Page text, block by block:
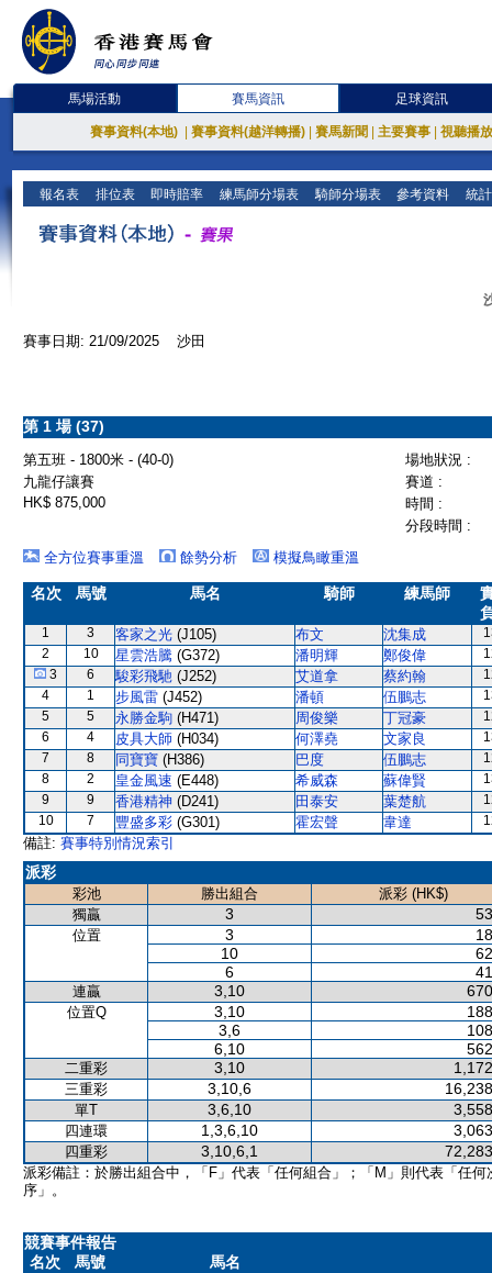
馬場活動 賽馬資訊 足球資訊
賽事資料(本地) 賽事資料(越洋轉播) 賽馬新聞 主要賽事 視聽播
報名表 排位表 即時賠率 練馬師分場表 騎師分場表 參考資料 統
賽事日期: 21/09/2025 沙田
第 1 場 (37)
第五班 - 1800米 - (40-0)
場地狀況 :
九龍仔讓賽
賽道 :
HK$ 875,000
時間 :
分段時間 :
全方位賽事重溫
餘勢分析 模擬鳥瞰重溫
名次 馬號 馬名 騎師 練馬師
1 3 客家之光 (J105) 布文 沈集成
2
10 星雲浩騰 (G372) 潘明輝 鄭俊偉
3
6 駿彩飛馳 (J252) 艾道拿 蔡約翰
4
1 步風雷 (J452) 潘頓 伍鵬志
5
5 永勝金駒 (H471) 周俊樂 丁冠豪
6
4 皮具大師 (H034) 何澤堯 文家良
7
8 同寶寶 (H386) 巴度 伍鵬志
8
2 皇金風速 (E448) 希威森 蘇偉賢
9
9 香港精神 (D241) 田泰安 葉楚航
10
7 豐盛多彩 (G301) 霍宏聲 韋達
備註: 賽事特別情況索引
派彩
彩池 勝出組合
派彩 (HK$)
獨贏
3
位置 3
10
6
連贏 3,10
位置Q 3,10
3,6
6,10
二重彩 3,10
三重彩 3,10,6
單T 3,6,10
四連環 1,3,6,10
四重彩 3,10,6,1
派彩備註：於勝出組合中，「F」代表「任何組合」；「M」則代表「任何
序」。
競賽事件報告
名次
馬號 馬名